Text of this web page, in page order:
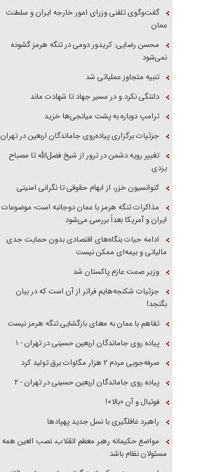
گفت‌وگوی تلفنی وزرای امور خارجه ایران و سلطنت
عمان
محسن رضایی: کریدور دومی در تنگه هرمز گشوده
نمی‌شود
تنبیه متجاوز عملیاتی شد
دلتنگی نکرد و در مسیر جهاد تا شهادت ماند
ترامپ دوباره به پشت میانجی‌ها خزید
جزئیات برگزاری پیاده‌روی جاماندگان اربعین در تهران
تغییر رویه دشمن در ترور از شیخ فضل‌الله تا مصباح
یزدی
کنوانسیون خزر، از ابهام حقوقی تا نگرانی امنیتی
مذاکرات تنگه هرمز با عمان دوجانبه است؛ موضوعات
ایران و آمریکا بعداً بررسی می‌شود
ادامه حیات بنگاه‌های اقتصادی بدون حمایت جدی
مالیاتی و بیمه‌ای ممکن نیست
وزیر صمت عازم پاکستان شد
جزئیات شکنجه‌هایم فراتر از آن است که در بیان
بگنجد!
تفاهم با عمان به معنای بازگشایی تنگه هرمز نیست
پیاده روی جاماندگان اربعین حسینی در تهران - ۱
صرفه‌جویی مردم ۲ هزار مگاوات برق تولید کرد
پیاده روی جاماندگان اربعین حسینی در تهران - ۲
فوتبال و آن «بالا»!
راهبرد غافلگیری با نسل جدید پهپاد‌ها
مواضع حکیمانه رهبر معظم انقلاب، نصب العین همه
مسئولان نظام باشد